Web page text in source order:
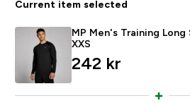
Current item selected
MP Men's Training
XXS
242 kr‎